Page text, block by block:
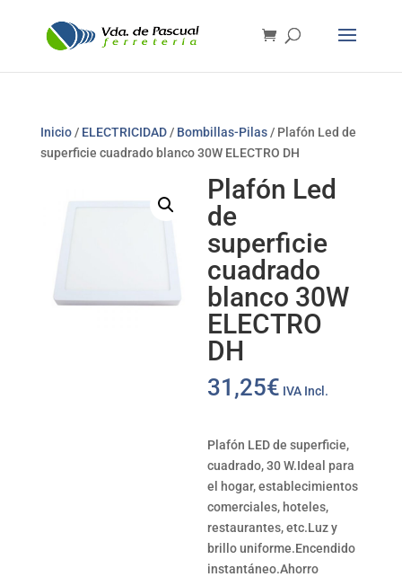
Inicio/ ELECTRICIDAD/ Bombillas-Pilas/ Plafón Led de
superficie cuadrado blanco 30W ELECTRO DH
Plafón Led
de
superficie
cuadrado
blanco 30W
ELECTRO
DH
31,25€ IVA Incl.
Plafón LED de superficie,
cuadrado, 30 W.Ideal para
el hogar, establecimientos
comerciales, hoteles,
restaurantes, etc.Luz y
brillo uniforme.Encendido
instantáneo.Ahorro